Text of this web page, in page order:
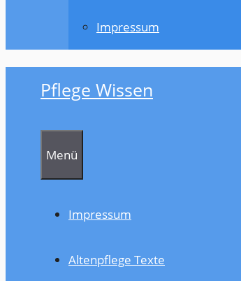
Impressum
Pflege Wissen
Menü
Impressum
Altenpflege Texte